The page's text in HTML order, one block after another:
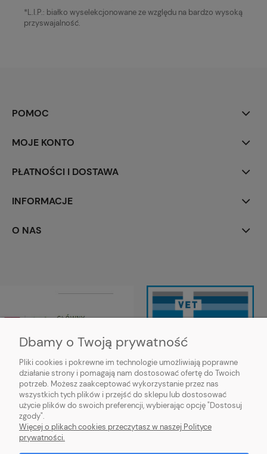
*L.I.P.: białko wyselekcjonowane ze względu na bardzo wysoką
przyswajalność.
POMOC
MOJE KONTO
PŁATNOŚCI I DOSTAWA
INFORMACJE
O NAS
Wojewódzki Inspektorat Weterynarii
w Siedlcach ul. Kazimierzowska 29,
08-110 Siedlce
https://mazowsze.wiw.gov.pl/
Dbamy o Twoją prywatność
Pliki cookies i pokrewne im technologie umożliwiają poprawne
działanie strony i pomagają nam dostosować ofertę do Twoich
potrzeb. Możesz zaakceptować wykorzystanie przez nas
wszystkich tych plików i przejść do sklepu lub dostosować
użycie plików do swoich preferencji, wybierając opcję "Dostosuj
zgody".
Więcej o plikach cookies przeczytasz w naszej Polityce
prywatności.